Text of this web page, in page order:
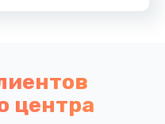
центра